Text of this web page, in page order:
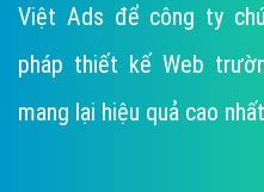
Việt Ads để công ty
pháp thiết kế Web
mang lại hiệu quả cao